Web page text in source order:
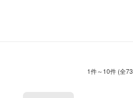
1件～10件 (全73